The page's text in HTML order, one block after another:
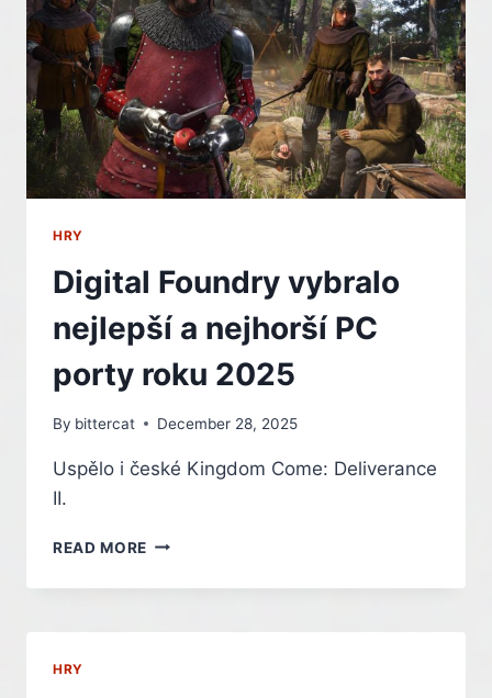
HRY
PRO
PC.
AKTUALIZACE
LEDEN
2026
HRY
Digital Foundry vybralo
nejlepší a nejhorší PC
porty roku 2025
By bittercat December 28, 2025
Uspělo i české Kingdom Come: Deliverance
II.
READ MORE DIGITAL
VYBRALO
HRY